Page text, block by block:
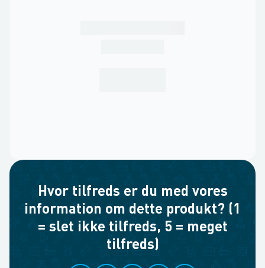
Hvor tilfreds er du med vores
information om dette produkt? (1
= slet ikke tilfreds, 5 = meget
tilfreds)